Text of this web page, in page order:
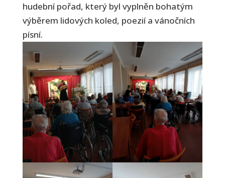
hudební pořad, který byl vyplněn bohatým
výběrem lidových koled, poezií a vánočních
písní.